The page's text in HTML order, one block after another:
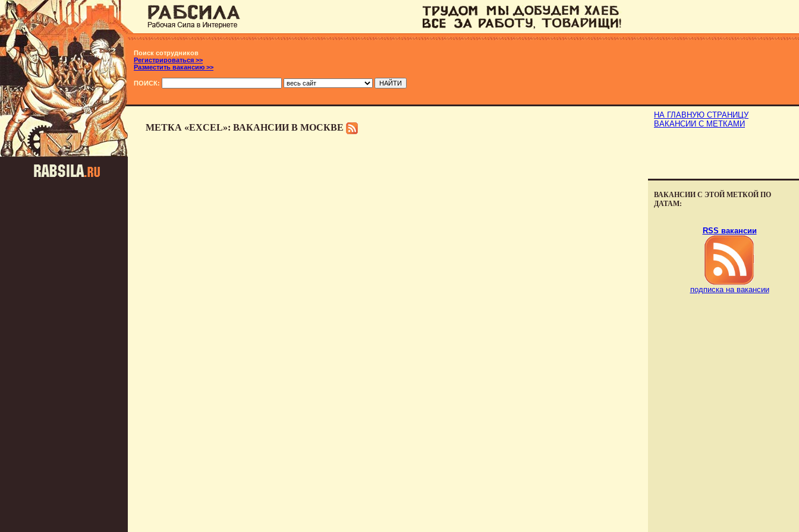
Поиск сотрудников
Регистрироваться >>
Разместить вакансию >>
ПОИСК:
МЕТКА «EXCEL»: ВАКАНСИИ В МОСКВЕ
НА ГЛАВНУЮ СТРАНИЦУ
ВАКАНСИИ С МЕТКАМИ
ВАКАНСИИ С ЭТОЙ МЕТКОЙ ПО
ДАТАМ:
RSS вакансии
подписка на вакансии